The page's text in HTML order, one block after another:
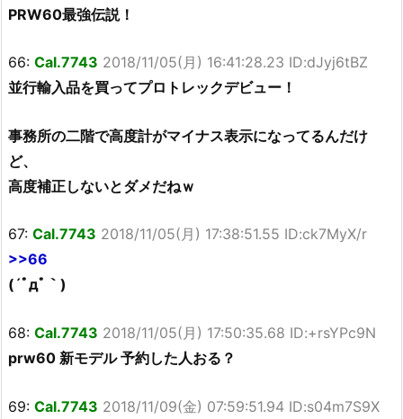
PRW60最強伝説！
66: Cal.7743 2018/11/05(月) 16:41:28.23 ID:dJyj6tBZ
並行輸入品を買ってプロトレックデビュー！
事務所の二階で高度計がマイナス表示になってるんだけ
ど、
高度補正しないとダメだねｗ
67: Cal.7743 2018/11/05(月) 17:38:51.55 ID:ck7MyX/r
>>66
(´ﾟдﾟ｀)
68: Cal.7743 2018/11/05(月) 17:50:35.68 ID:+rsYPc9N
prw60 新モデル 予約した人おる？
69: Cal.7743 2018/11/09(金) 07:59:51.94 ID:s04m7S9X